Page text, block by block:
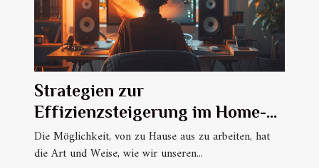
Strategien zur
Effizienzsteigerung im Home-
Office
Die Möglichkeit, von zu Hause aus zu arbeiten, hat
die Art und Weise, wie wir unseren...